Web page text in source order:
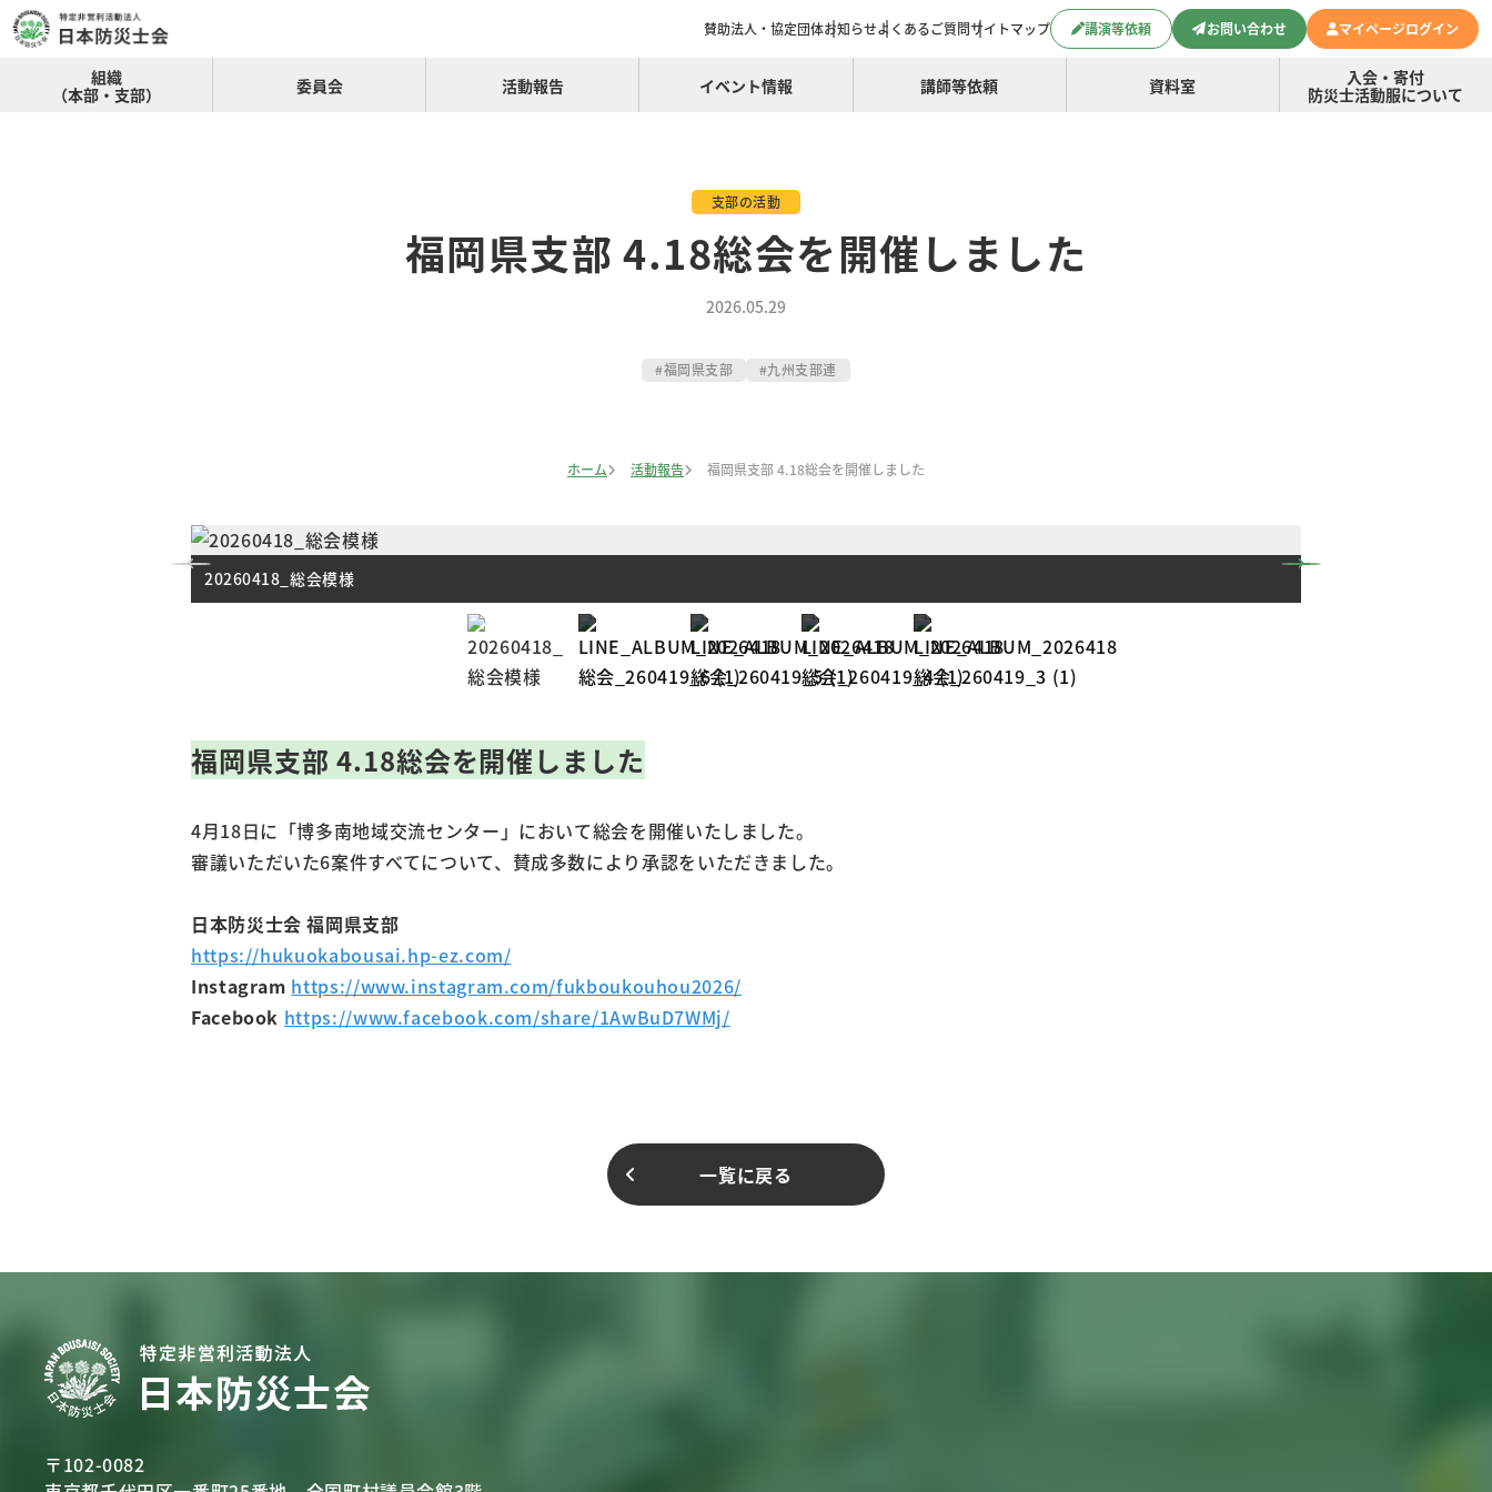
賛助法人・協定団体お知らせよくあるご質問サイトマップ 講演等依頼 お問い合わせ マイページログイン
組織
（本部・支部）
委員会 活動報告 イベント情報 講師等依頼 資料室
入会・寄付
防災士活動服について
支部の活動
福岡県支部 4.18総会を開催しました
2026.05.29
福岡県支部 九州支部連
ホーム 活動報告 福岡県支部 4.18総会を開催しました
20260418_総会模様
福岡県支部 4.18総会を開催しました
4月18日に「博多南地域交流センター」において総会を開催いたしました。
審議いただいた6案件すべてについて、賛成多数により承認をいただきました。
日本防災士会 福岡県支部
https://hukuokabousai.hp-ez.com/
Instagram https://www.instagram.com/fukboukouhou2026/
Facebook https://www.facebook.com/share/1AwBuD7WMj/
一覧に戻る
〒102-0082